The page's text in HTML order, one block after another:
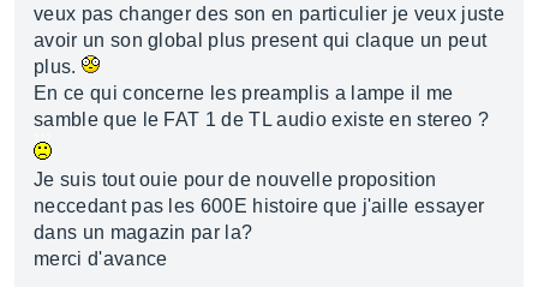
veux pas changer des son en particulier je veux juste
avoir un son global plus present qui claque un peut
plus.
En ce qui concerne les preamplis a lampe il me
samble que le FAT 1 de TL audio existe en stereo ?
Je suis tout ouie pour de nouvelle proposition
neccedant pas les 600E histoire que j'aille essayer
dans un magazin par la?
merci d'avance